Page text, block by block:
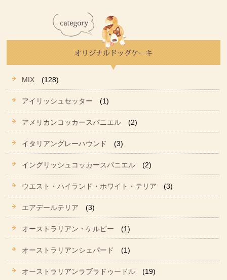
MIX (128)
アイリッシュセッター (1)
アメリカンコッカースパニエル (2)
イタリアングレーハウンド (3)
イングリッシュコッカースパニエル (2)
ウエスト・ハイランド・ホワイト・テリア (3)
エアデールテリア (3)
オーストラリアン・ケルピー (1)
オーストラリアンシェパード (1)
オーストラリアンラブラドゥードル (19)